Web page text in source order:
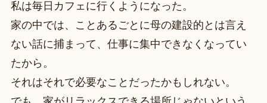
私は毎日カフェに行くようになった。
家の中では、ことあるごとに母の建設的とは言え
ない話に捕まって、仕事に集中できなくなってい
たから。
それはそれで必要なことだったかもしれない。